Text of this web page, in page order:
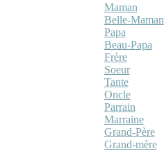
Maman
Belle-Maman
Papa
Beau-Papa
Frère
Soeur
Tante
Oncle
Parrain
Marraine
Grand-Père
Grand-mère